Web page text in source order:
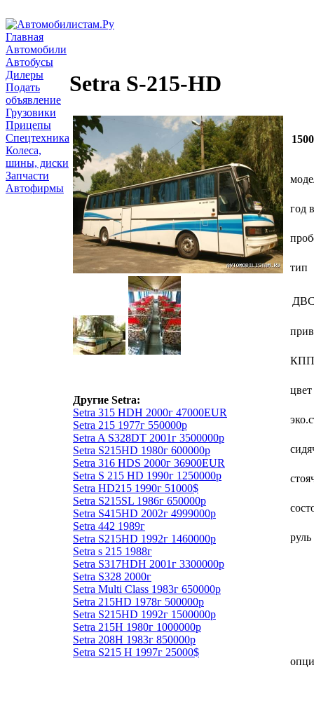
Главная
Автомобили
Автобусы
Дилеры
Подать
объявление
Грузовики
Прицепы
Спецтехника
Колеса,
шины, диски
Запчасти
Автофирмы
Setra S-215-HD
Другие Setra:
Setra 315 HDH 2000г 47000EUR
Setra 215 1977г 550000р
Setra A S328DT 2001г 3500000р
Setra S215HD 1980г 600000р
Setra 316 HDS 2000г 36900EUR
Setra S 215 HD 1990г 1250000р
Setra HD215 1990г 51000$
Setra S215SL 1986г 650000р
Setra S415HD 2002г 4999000р
Setra 442 1989г
Setra S215HD 1992г 1460000р
Setra s 215 1988г
Setra S317HDH 2001г 3300000р
Setra S328 2000г
Setra Multi Class 1983г 650000р
Setra 215HD 1978г 500000р
Setra S215HD 1992г 1500000р
Setra 215H 1980г 1000000р
Setra 208H 1983г 850000р
Setra S215 H 1997г 25000$
год
тип
КПП
цвет
руль